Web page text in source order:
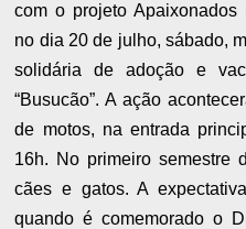
com o projeto Apaixonados
no dia 20 de julho, sábado,
solidária de adoção e
“Busucão”. A ação
de motos, na entrada
16h. No primeiro semestre
cães e gatos. A
quando é comemorado o